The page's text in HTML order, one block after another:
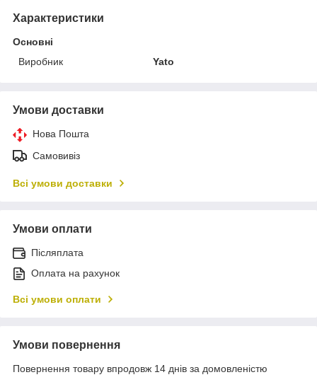
Характеристики
Основні
Виробник
Yato
Умови доставки
Нова Пошта
Самовивіз
Всі умови доставки
Умови оплати
Післяплата
Оплата на рахунок
Всі умови оплати
Умови повернення
Повернення товару впродовж 14 днів за домовленістю